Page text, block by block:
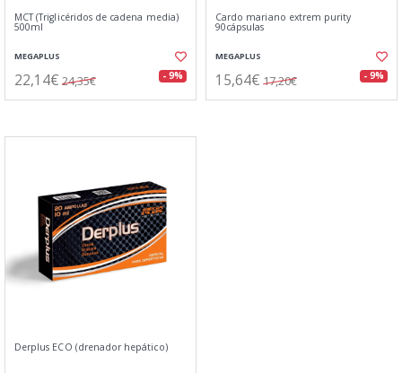
MCT (Triglicéridos de cadena media)
500ml
MEGAPLUS
22,14€ 24,35€ - 9%
Cardo mariano extrem purity
90cápsulas
MEGAPLUS
15,64€ 17,20€ - 9%
Derplus ECO (drenador hepático)